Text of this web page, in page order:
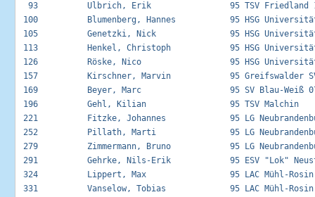
93          Ulbrich, Erik                95 TSV
100          Blumenberg, Hannes           95 HSG
105          Genetzki, Nick               95 HSG
113          Henkel, Christoph            95 HSG
126          Röske, Nico                  95 HSG
157          Kirschner, Marvin            95
169          Beyer, Marc                  95 SV Blau-
196          Gehl, Kilian                 95
221          Fitzke, Johannes             95 LG
252          Pillath, Marti               95 LG
279          Zimmermann, Bruno            95 LG
291          Gehrke, Nils-Erik            95 ESV
324          Lippert, Max                 95
331          Vanselow, Tobias             95